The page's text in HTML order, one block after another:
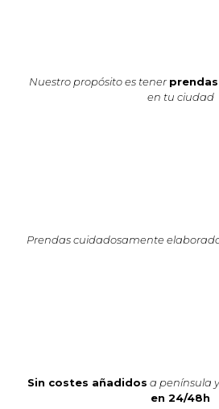
Nuestro propósito es tener
en tu ciudad
Prendas cuidadosamente
Sin costes añadidos a península
en 24/48h